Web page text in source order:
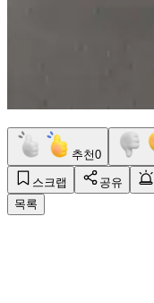
추천0
스크랩 공유
목록